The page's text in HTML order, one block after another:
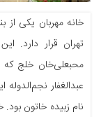
خانه مهربان یکی از
تهران قرار دارد.
محبعلی‌خان خلج که
عبدالغفار
نام زبیده خاتون